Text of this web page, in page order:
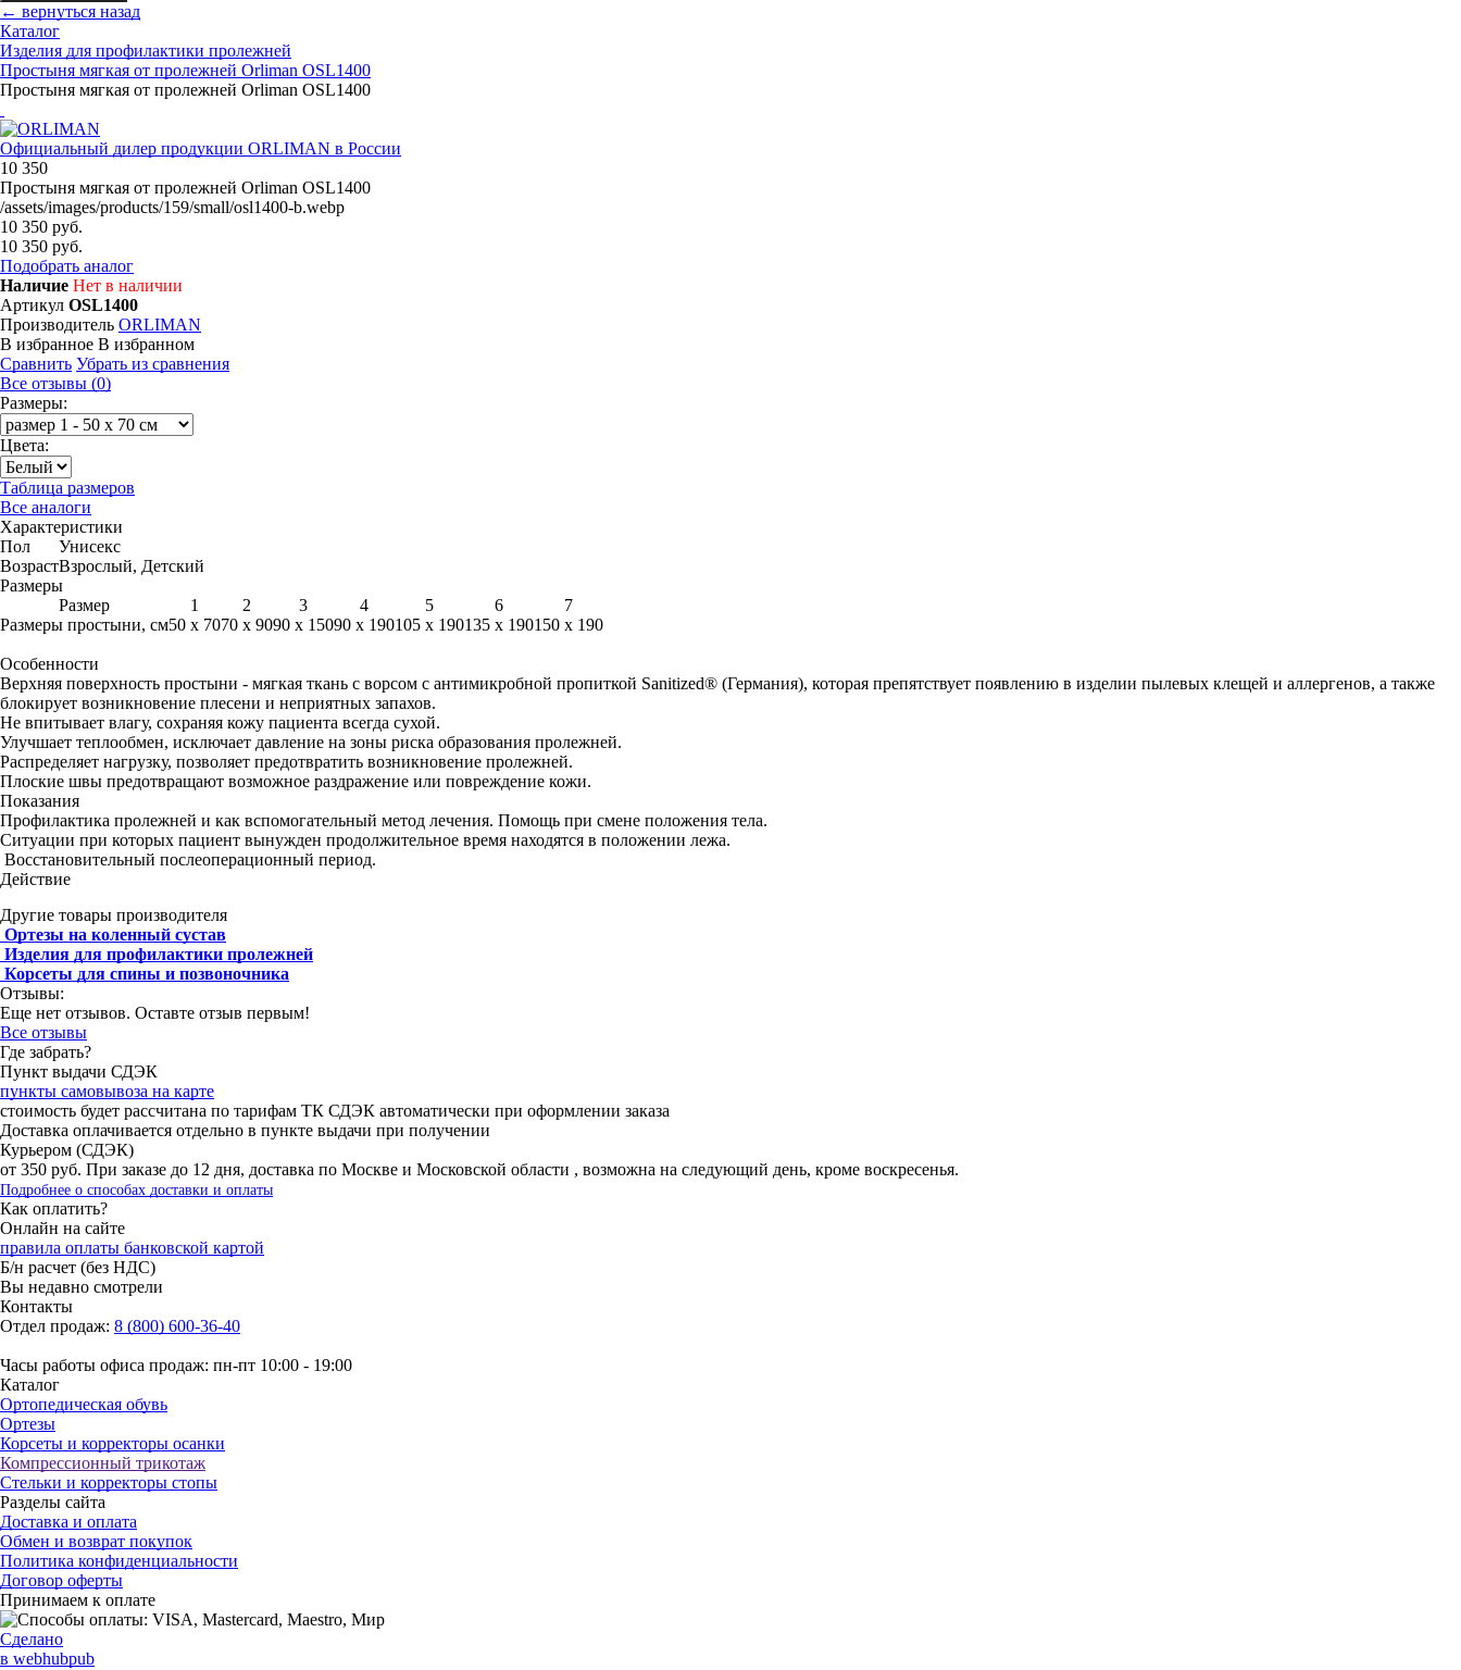
← вернуться назад
Каталог
Изделия для профилактики пролежней
Простыня мягкая от пролежней Orliman OSL1400
Простыня мягкая от пролежней Orliman OSL1400
Официальный дилер продукции ORLIMAN в России
10 350
Простыня мягкая от пролежней Orliman OSL1400
/assets/images/products/159/small/osl1400-b.webp
10 350 руб.
10 350 руб.
Подобрать аналог
Наличие Нет в наличии
Артикул OSL1400
Производитель ORLIMAN
В избранное В избранном
Сравнить Убрать из сравнения
Все отзывы (0)
Размеры:
Цвета:
Таблица размеров
Все аналоги
Характеристики
Пол
Унисекс
ВозрастВзрослый, Детский
Размеры
Размер
1 2 3 4 5 6
7
Размеры простыни, см50 х 7070 х 9090 х 15090 х 190105 х 190135 х 190150 х 190
Особенности
Верхняя поверхность простыни - мягкая ткань с ворсом с антимикробной пропиткой Sanitized® (Германия), которая препятствует появлению в изделии пылевых клещей и аллергенов, а также
блокирует возникновение плесени и неприятных запахов.
Не впитывает влагу, сохраняя кожу пациента всегда сухой.
Улучшает теплообмен, исключает давление на зоны риска образования пролежней.
Распределяет нагрузку, позволяет предотвратить возникновение пролежней.
Плоские швы предотвращают возможное раздражение или повреждение кожи.
Показания
Профилактика пролежней и как вспомогательный метод лечения. Помощь при смене положения тела.
Ситуации при которых пациент вынужден продолжительное время находятся в положении лежа.
Восстановительный послеоперационный период.
Действие
Другие товары производителя
Ортезы на коленный сустав
Изделия для профилактики пролежней
Корсеты для спины и позвоночника
Отзывы:
Еще нет отзывов. Оставте отзыв первым!
Все отзывы
Где забрать?
Пункт выдачи СДЭК
пункты самовывоза на карте
стоимость будет рассчитана по тарифам ТК СДЭК автоматически при оформлении заказа
Доставка оплачивается отдельно в пункте выдачи при получении
Курьером (СДЭК)
от 350 руб. При заказе до 12 дня, доставка по Москве и Московской области , возможна на следующий день, кроме воскресенья.
Подробнее о способах доставки и оплаты
Как оплатить?
Онлайн на сайте
правила оплаты банковской картой
Б/н расчет (без НДС)
Вы недавно смотрели
Контакты
Отдел продаж: 8 (800) 600-36-40
Часы работы офиса продаж: пн-пт 10:00 - 19:00
Каталог
Ортопедическая обувь
Ортезы
Корсеты и корректоры осанки
Компрессионный трикотаж
Стельки и корректоры стопы
Разделы сайта
Доставка и оплата
Обмен и возврат покупок
Политика конфиденциальности
Договор оферты
Принимаем к оплате
Сделано
в webhubpub